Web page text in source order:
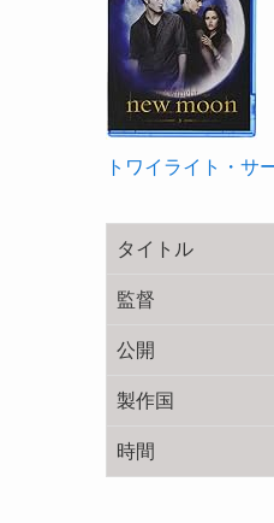
トワイライト・サ
タイトル
監督
公開
製作国
時間